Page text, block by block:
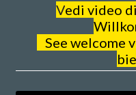
Vedi video
See welcome